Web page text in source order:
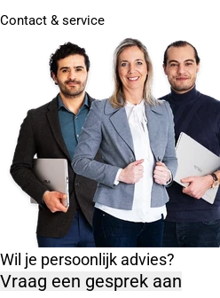
Contact & service
Wil je persoonlijk advies?
Vraag een gesprek aan